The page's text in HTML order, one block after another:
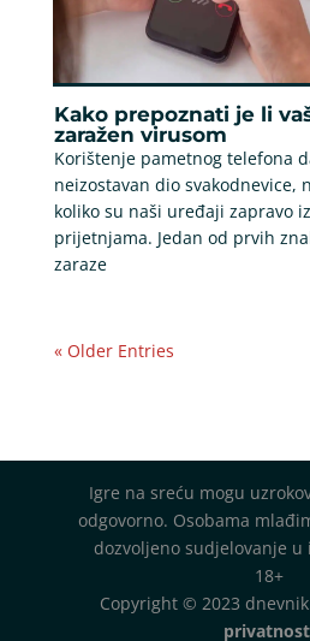
Kako prepoznati je li
zaražen virusom
Korištenje pametnog telefona
neizostavan dio svakodnevice,
koliko su naši uređaji zapravo
prijetnjama. Jedan od prvih
zaraze
« Older Entries
Igre na sreću mogu
odgovorno. Osobama
dozvoljeno sudjelovanje u
18+
Copyright © 2023